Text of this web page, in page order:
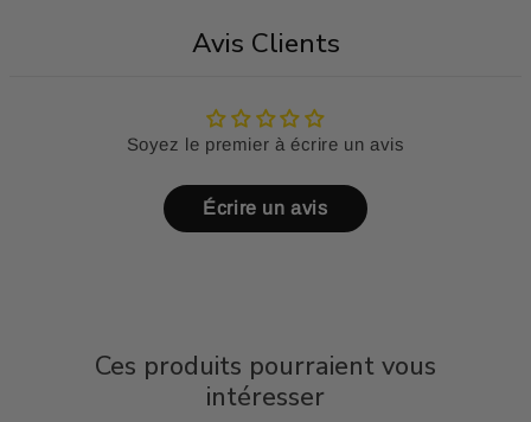
Avis Clients
Soyez le premier à écrire un avis
Écrire un avis
Ces produits pourraient vous
intéresser